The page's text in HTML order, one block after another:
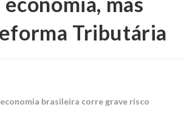
Tributária
brasileira corre grave risco